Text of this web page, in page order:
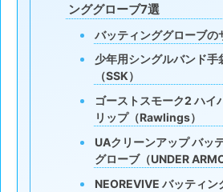
ンググローブ7選
バッティンググローブの
少年用シングルバンド手
（SSK）
ゴーストスモーク2 ハイ
リップ（Rawlings）
UAクリーンアップ バッ
グローブ（UNDER
NEOREVIVE バッティン